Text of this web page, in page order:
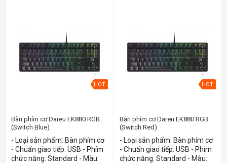
HOT
Bàn phím cơ Dareu EK880 RGB
(Switch Blue)
- Loại sản phẩm: Bàn phím cơ
- Chuẩn giao tiếp: USB - Phím
chức năng: Standard - Màu:
HOT
Bàn phím cơ Dareu EK880 RGB
(Switch Red)
- Loại sản phẩm: Bàn phím cơ
- Chuẩn giao tiếp: USB - Phím
chức năng: Standard - Màu: